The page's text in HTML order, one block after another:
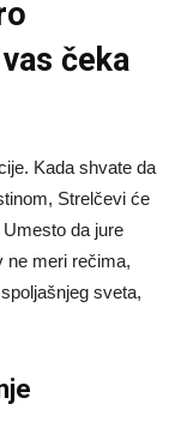
čeka
Kada shvate da
Strelčevi će
da jure
ne meri rečima,
sveta,